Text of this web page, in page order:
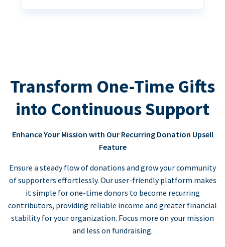
Transform One-Time Gifts
into Continuous Support
Enhance Your Mission with Our Recurring Donation Upsell
Feature
Ensure a steady flow of donations and grow your community
of supporters effortlessly. Our user-friendly platform makes
it simple for one-time donors to become recurring
contributors, providing reliable income and greater financial
stability for your organization. Focus more on your mission
and less on fundraising.